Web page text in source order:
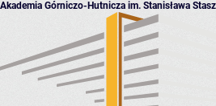
Akademia Górniczo-Hutnicza im. Stanisława